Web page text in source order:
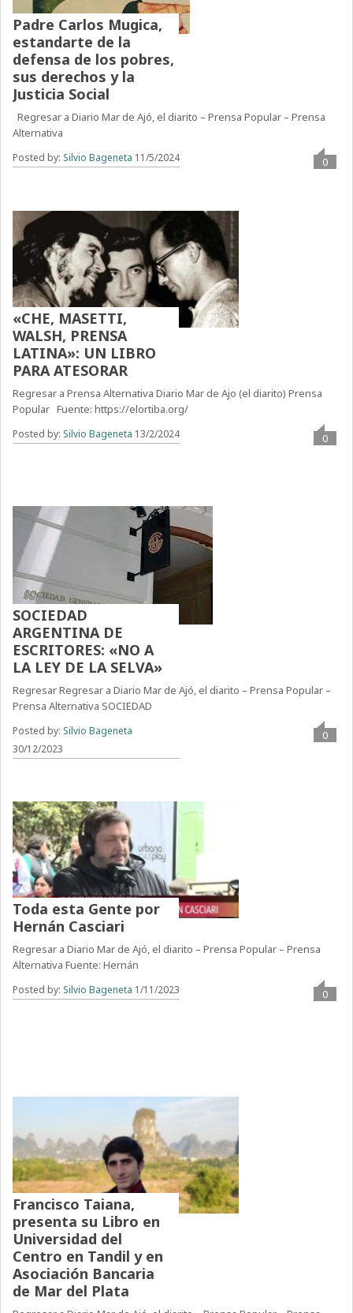
Padre Carlos Mugica,
estandarte de la
defensa de los pobres,
sus derechos y la
Justicia Social
Regresar a Diario Mar de Ajó, el diarito – Prensa Popular – Prensa
Alternativa
Posted by: Silvio Bageneta 11/5/2024 0
«CHE, MASETTI,
WALSH, PRENSA
LATINA»: UN LIBRO
PARA ATESORAR
Regresar a Prensa Alternativa Diario Mar de Ajo (el diarito) Prensa
Popular Fuente: https://elortiba.org/
Posted by: Silvio Bageneta 13/2/2024 0
SOCIEDAD
ARGENTINA DE
ESCRITORES: «NO A
LA LEY DE LA SELVA»
Regresar Regresar a Diario Mar de Ajó, el diarito – Prensa Popular –
Prensa Alternativa SOCIEDAD
Posted by: Silvio Bageneta
30/12/2023
0
Toda esta Gente por
Hernán Casciari
Regresar a Diario Mar de Ajó, el diarito – Prensa Popular – Prensa
Alternativa Fuente: Hernán
Posted by: Silvio Bageneta 1/11/2023 0
Francisco Taiana,
presenta su Libro en
Universidad del
Centro en Tandil y en
Asociación Bancaria
de Mar del Plata